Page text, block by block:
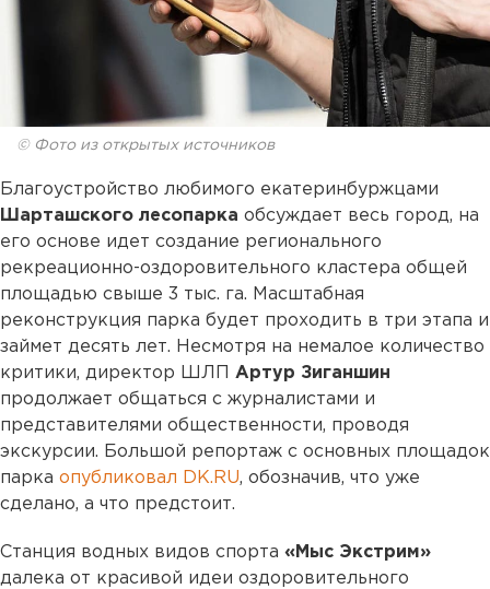
© Фото из открытых источников
Благоустройство любимого екатеринбуржцами
Шарташского лесопарка обсуждает весь город, на
его основе идет создание регионального
рекреационно-оздоровительного кластера общей
площадью свыше 3 тыс. га. Масштабная
реконструкция парка будет проходить в три этапа и
займет десять лет. Несмотря на немалое количество
критики, директор ШЛП Артур Зиганшин
продолжает общаться с журналистами и
представителями общественности, проводя
экскурсии. Большой репортаж с основных площадок
парка опубликовал DK.RU, обозначив, что уже
сделано, а что предстоит.
Станция водных видов спорта «Мыс Экстрим»
далека от красивой идеи оздоровительного